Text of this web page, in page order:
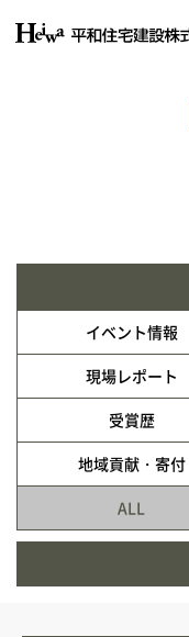
会社情報
SDGsの取り組み
イベント情報
現場レポート
受賞歴
地域貢献・寄付
ALL